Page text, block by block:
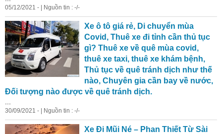
05/12/2021 - | Nguồn tin : -/-
Xe ô tô giá rẻ, Di chuyển mùa
Covid, Thuê xe đi tỉnh cần thủ tục
gì? Thuê xe về quê mùa covid,
thuê xe taxi, thuê xe khám bệnh,
Thủ tục về quê tránh dịch như thế
nào, Chuyên gia cần bay về nước,
Đối tượng nào được về quê tránh dịch.
30/09/2021 - | Nguồn tin : -/-
Xe Đi Mũi Né – Phan Thiết Từ Sài